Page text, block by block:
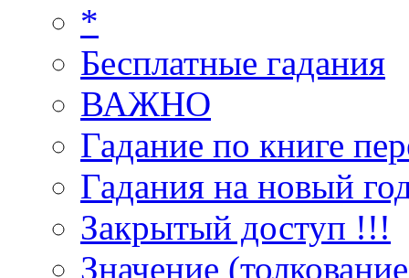
*
Бесплатные гадания
ВАЖНО
Гадание по книге
Гадания на новый
Закрытый доступ !!!
Значение